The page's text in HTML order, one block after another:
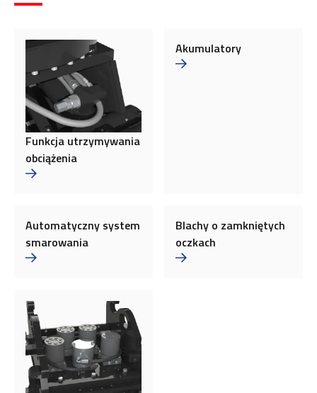
Funkcja utrzymywania
obciążenia
Akumulatory
Automatyczny system
smarowania
Blachy o zamkniętych
oczkach